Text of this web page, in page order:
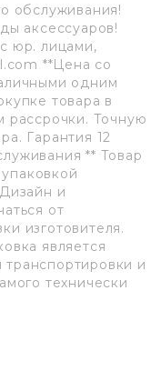
обслуживания!
аксессуаров!
юр. лицами,
**Цена со
одним
товара в
рассрочки. Точную
Гарантия 12
** Товар
и
от
изготовителя.
является
и
технически